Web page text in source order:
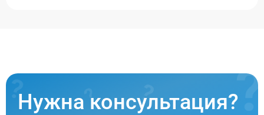
Нужна консультация?